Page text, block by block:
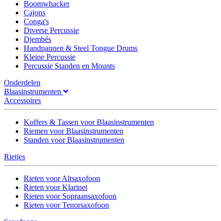
Boomwhacker
Cajons
Conga's
Diverse Percussie
Djembés
Handpannen & Steel Tongue Drums
Kleine Percussie
Percussie Standen en Mounts
Onderdelen
Blaasinstrumenten
Accessoires
Koffers & Tassen voor Blaasinstrumenten
Riemen voor Blaasinstrumenten
Standen voor Blaasinstrumenten
Rietjes
Rieten voor Altsaxofoon
Rieten voor Klarinet
Rieten voor Sopraansaxofoon
Rieten voor Tenorsaxofoon